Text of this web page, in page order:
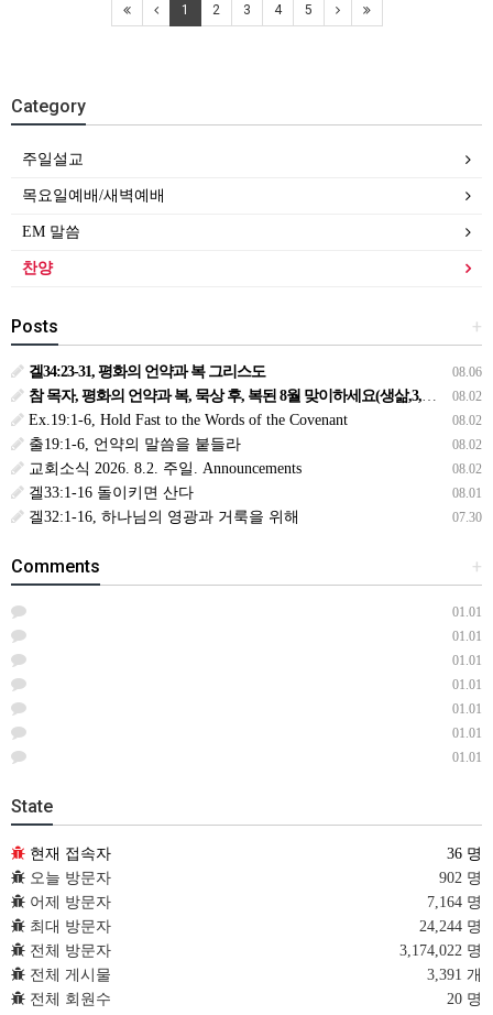
1 2 3 4 5
Category
주일설교
목요일예배/새벽예배
EM 말씀
찬양
+
Posts
08.06
겔34:23-31, 평화의 언약과 복 그리스도
08.02
참 목자, 평화의 언약과 복, 묵상 후, 복된 8월 맞이하세요(생삶,3,월) *예수생명 내생명 우리생명!
08.02
Ex.19:1-6, Hold Fast to the Words of the Covenant
08.02
출19:1-6, 언약의 말씀을 붙들라
08.02
교회소식 2026. 8.2. 주일. Announcements
08.01
겔33:1-16 돌이키면 산다
07.30
겔32:1-16, 하나님의 영광과 거룩을 위해
+
Comments
01.01
01.01
01.01
01.01
01.01
01.01
01.01
State
현재 접속자
36 명
오늘 방문자
902 명
어제 방문자
7,164 명
최대 방문자
24,244 명
전체 방문자
3,174,022 명
전체 게시물
3,391 개
전체 회원수
20 명